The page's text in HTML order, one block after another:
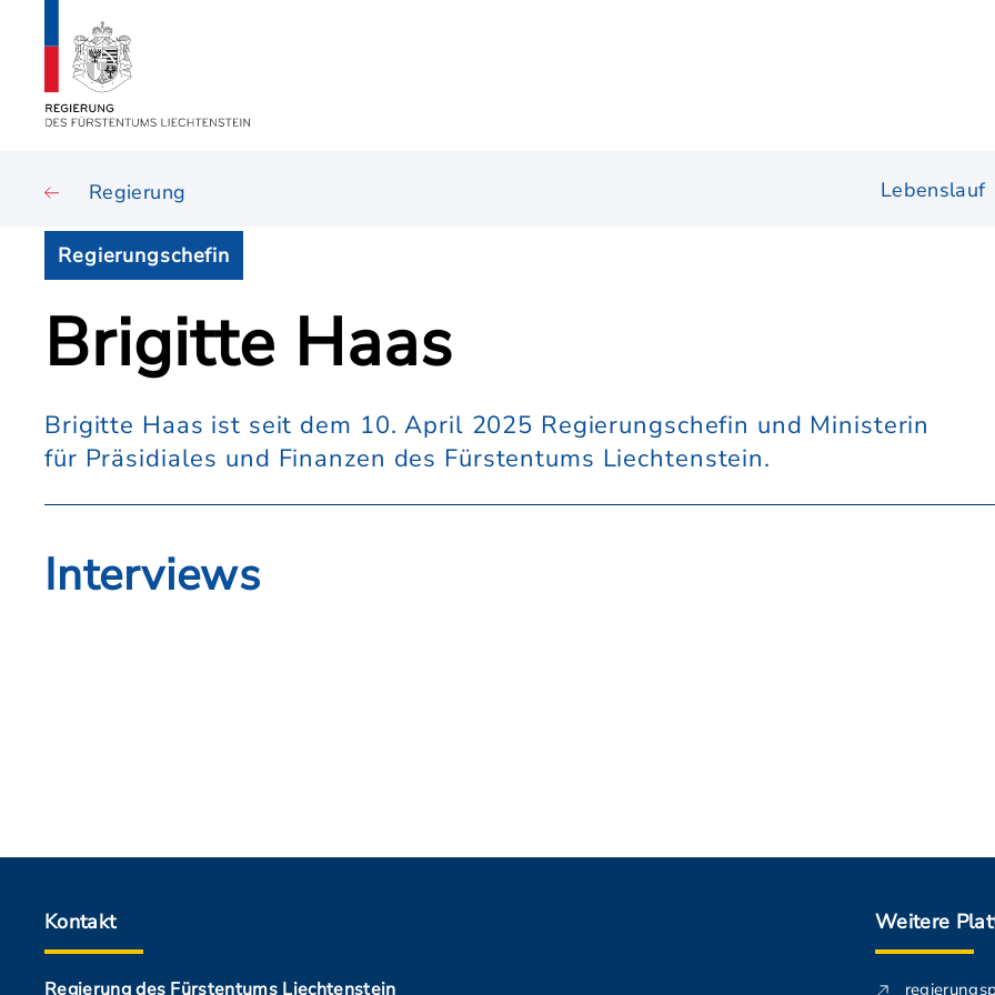
Regierung Lebenslauf
Regierungschefin
Brigitte Haas
Brigitte Haas ist seit dem 10. April 2025 Regierungschefin und Ministerin
für Präsidiales und Finanzen des Fürstentums Liechtenstein.
Interviews
Kontakt
Regierung des Fürstentums Liechtenstein
Weitere